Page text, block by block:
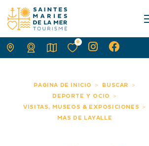
PAGINA DE INICIO
BUSCAR
DEPORTE Y OCIO
VISITAS, MUSEOS & EXPOSICIONES
MAS DE LAYALLE
0